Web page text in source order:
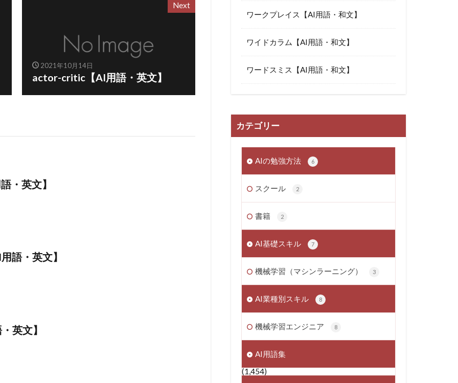
Next
2021年10月14日
actor-critic【AI用語・英文】
・英文】
語・英文】
英文】
ワークプレイス【AI用語・和文】
ワイドカラム【AI用語・和文】
ワードスミス【AI用語・和文】
カテゴリー
AIの勉強方法 6
スクール 2
書籍 2
AI基礎スキル 7
機械学習（マシンラーニング） 3
AI業種別スキル 8
機械学習エンジニア 8
AI用語集
(1,454)